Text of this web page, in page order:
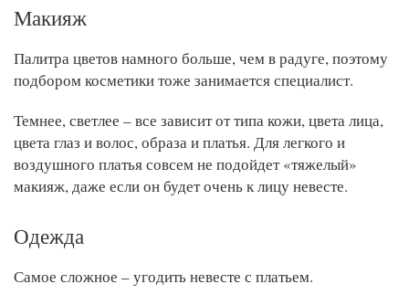
Макияж
Палитра цветов намного больше, чем в радуге, поэтому
подбором косметики тоже занимается специалист.
Темнее, светлее – все зависит от типа кожи, цвета лица,
цвета глаз и волос, образа и платья. Для легкого и
воздушного платья совсем не подойдет «тяжелый»
макияж, даже если он будет очень к лицу невесте.
Одежда
Самое сложное – угодить невесте с платьем.